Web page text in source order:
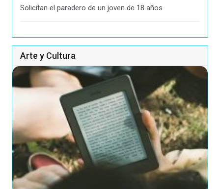
Solicitan el paradero de un joven de 18 años
Arte y Cultura